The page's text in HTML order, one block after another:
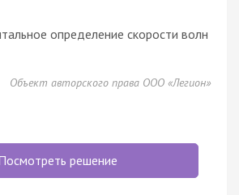
определение скорости волн
Объект авторского права ООО «Легион»
решение